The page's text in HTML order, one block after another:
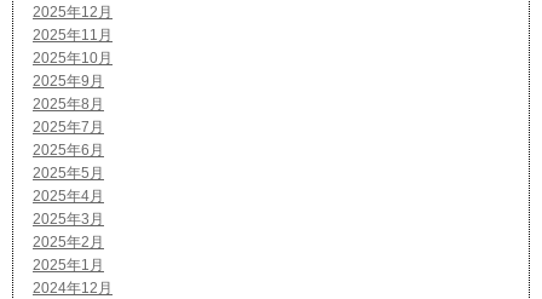
2025年12月
2025年11月
2025年10月
2025年9月
2025年8月
2025年7月
2025年6月
2025年5月
2025年4月
2025年3月
2025年2月
2025年1月
2024年12月